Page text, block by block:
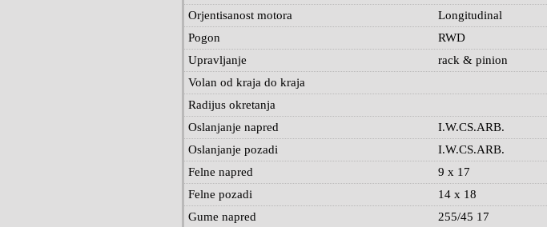
Longitudinal
Orjentisanost motora
RWD
Pogon
rack & pinion
Upravljanje
Volan od kraja do kraja
Radijus okretanja
I.W.CS.ARB.
Oslanjanje napred
I.W.CS.ARB.
Oslanjanje pozadi
9 x 17
Felne napred
14 x 18
Felne pozadi
255/45 17
Gume napred